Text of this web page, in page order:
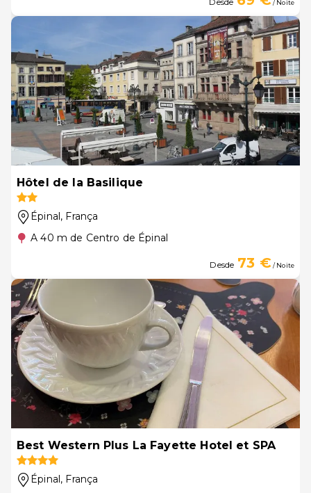
/ Noite
Hôtel de la Basilique
Épinal, França
A 40 m de Centro de Épinal
Desde 73 €/ Noite
Best Western Plus La Fayette Hotel et SPA
Épinal, França